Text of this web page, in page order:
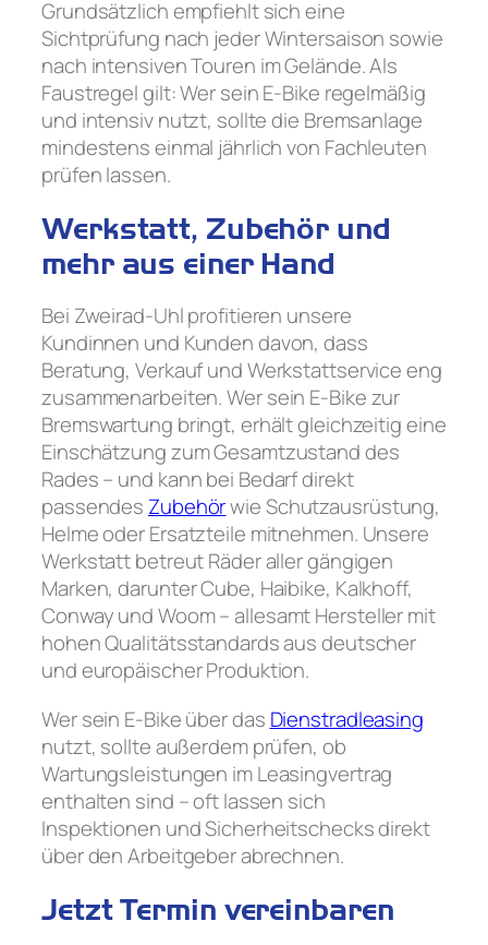
Grundsätzlich empfiehlt sich eine
Sichtprüfung nach jeder Wintersaison sowie
nach intensiven Touren im Gelände. Als
Faustregel gilt: Wer sein E-Bike regelmäßig
und intensiv nutzt, sollte die Bremsanlage
mindestens einmal jährlich von Fachleuten
prüfen lassen.
Werkstatt, Zubehör und
mehr aus einer Hand
Bei Zweirad-Uhl profitieren unsere
Kundinnen und Kunden davon, dass
Beratung, Verkauf und Werkstattservice eng
zusammenarbeiten. Wer sein E-Bike zur
Bremswartung bringt, erhält gleichzeitig eine
Einschätzung zum Gesamtzustand des
Rades – und kann bei Bedarf direkt
passendes Zubehörwie Schutzausrüstung,
Helme oder Ersatzteile mitnehmen. Unsere
Werkstatt betreut Räder aller gängigen
Marken, darunter Cube, Haibike, Kalkhoff,
Conway und Woom – allesamt Hersteller mit
hohen Qualitätsstandards aus deutscher
und europäischer Produktion.
Wer sein E-Bike über das Dienstradleasing
nutzt, sollte außerdem prüfen, ob
Wartungsleistungen im Leasingvertrag
enthalten sind – oft lassen sich
Inspektionen und Sicherheitschecks direkt
über den Arbeitgeber abrechnen.
Jetzt Termin vereinbaren